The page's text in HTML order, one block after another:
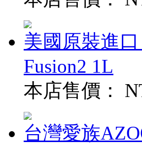
美國原裝進口
Fusion2 1L
本店售價：
台灣愛族